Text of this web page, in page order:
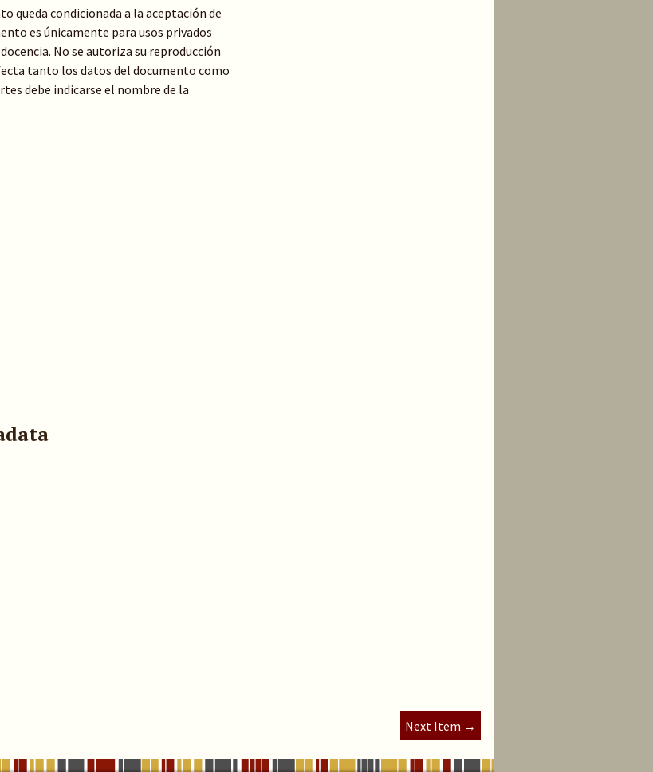
queda condicionada a la aceptación de
es únicamente para usos privados
No se autoriza su reproducción
tanto los datos del documento como
debe indicarse el nombre de la
Next Item →